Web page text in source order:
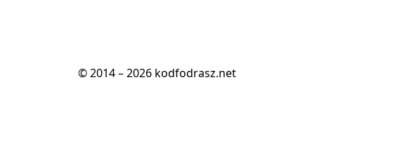
© 2014 – 2026 kodfodrasz.net